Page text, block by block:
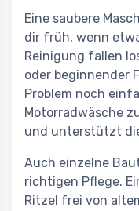
Eine saubere
dir früh, wenn
Reinigung fallen
oder beginnender
Problem noch
Motorradwäsche
und unterstützt
Auch einzelne
richtigen Pflege.
Ritzel frei von